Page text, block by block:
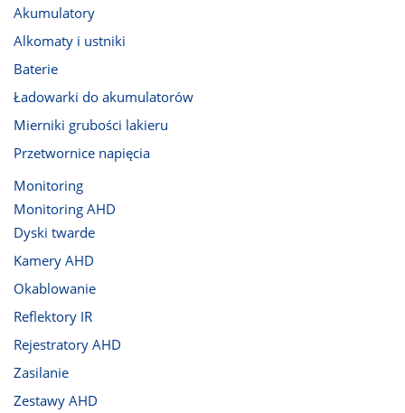
Akumulatory
Alkomaty i ustniki
Baterie
Ładowarki do akumulatorów
Mierniki grubości lakieru
Przetwornice napięcia
Monitoring
Monitoring AHD
Dyski twarde
Kamery AHD
Okablowanie
Reflektory IR
Rejestratory AHD
Zasilanie
Zestawy AHD